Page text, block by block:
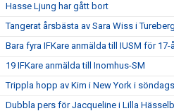
Hasse Ljung har gått bort
Tangerat årsbästa av Sara Wiss i
Bara fyra IFKare anmälda till IUSM för 17-
19 IFKare anmälda till Inomhus-SM
Trippla hopp av Kim i New York i söndags
Dubbla pers för Jacqueline i Lilla